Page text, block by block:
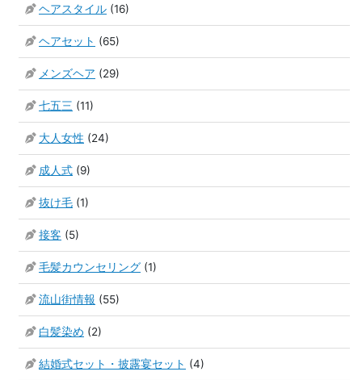
ヘアスタイル (16)
ヘアセット (65)
メンズヘア (29)
七五三 (11)
大人女性 (24)
成人式 (9)
抜け毛 (1)
接客 (5)
毛髪カウンセリング (1)
流山街情報 (55)
白髪染め (2)
結婚式セット・披露宴セット (4)